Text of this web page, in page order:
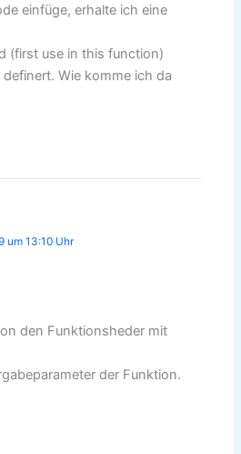
einfüge, erhalte ich eine
(first use in this function)
Wie komme ich da
um 13:10 Uhr
den Funktionsheder mit
der Funktion.